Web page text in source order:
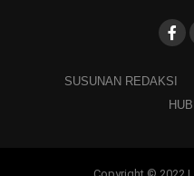
SUSUNAN REDAKSI